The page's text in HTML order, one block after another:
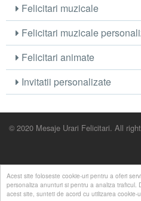
Acest site foloseste cookie-uri pentru a oferi
personaliza anunturi si pentru a analiza traficul.
acest site, sunteti de acord cu utilizarea cookie-
Felicitari muzicale
Felicitari muzicale
Felicitari animate
Invitatii personalizate
© 2020 Mesaje Urari Felicitari. All